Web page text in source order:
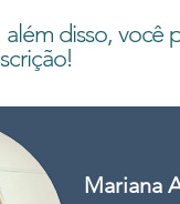
disso, você
Mariana